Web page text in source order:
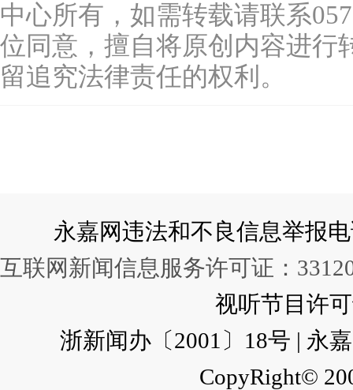
中心所有，如需转载请联系
位同意，擅自将原创内容进行
留追究法律责任的权利。
永嘉网违法和不良信息举报
互联网新闻信息服务许可证：
视听节目许
浙新闻办〔2001〕18号 | 永
CopyRight©